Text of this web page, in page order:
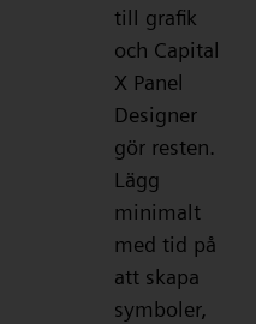
till grafik
och Capital
X Panel
Designer
gör resten.
Lägg
minimalt
med tid på
att skapa
symboler,